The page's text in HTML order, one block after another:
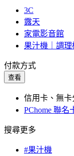
3C
露天
家電影音館
果汁機｜調理
付款方式
查看
信用卡、無
PChome 聯名
搜尋更多
#果汁機